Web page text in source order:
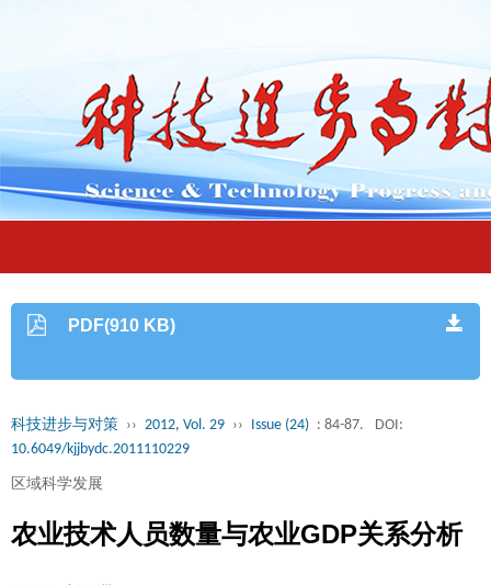
PDF(910 KB)
科技进步与对策 ›› 2012, Vol. 29 ›› Issue (24) : 84-87.
DOI:
10.6049/kjjbydc.2011110229
区域科学发展
农业技术人员数量与农业GDP关系分析